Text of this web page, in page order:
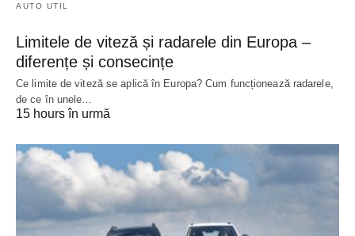
AUTO UTIL
Limitele de viteză și radarele din Europa –
diferențe și consecințe
Ce limite de viteză se aplică în Europa? Cum funcționează radarele,
de ce în unele…
15 hours în urmă